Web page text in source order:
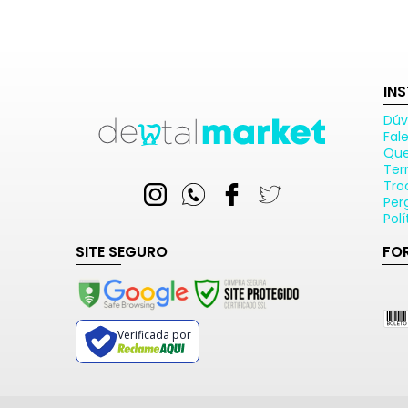
SITE SEGURO
Verificada por